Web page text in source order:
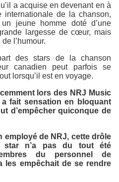
a acquise en devenant en à
de la chanson,
jeune homme doté d’une
largesse de cœur, mais
l’humour.
des stars de la chanson
canadien peut parfois se
lorsqu’il est en voyage.
lors des NRJ Music
fait sensation en bloquant
d’empêcher quiconque de
employé de NRJ, cette drôle
star n’a pas du tout été
du personnel de
les empêchait de se rendre